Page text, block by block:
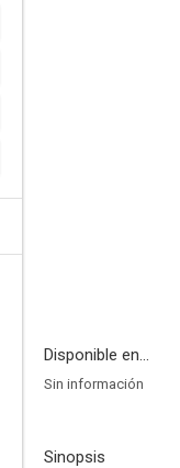
Disponible en...
Sin información
Sinopsis